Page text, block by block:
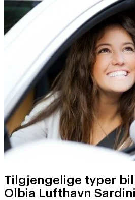
Tilgjengelige typer
Olbia Lufthavn